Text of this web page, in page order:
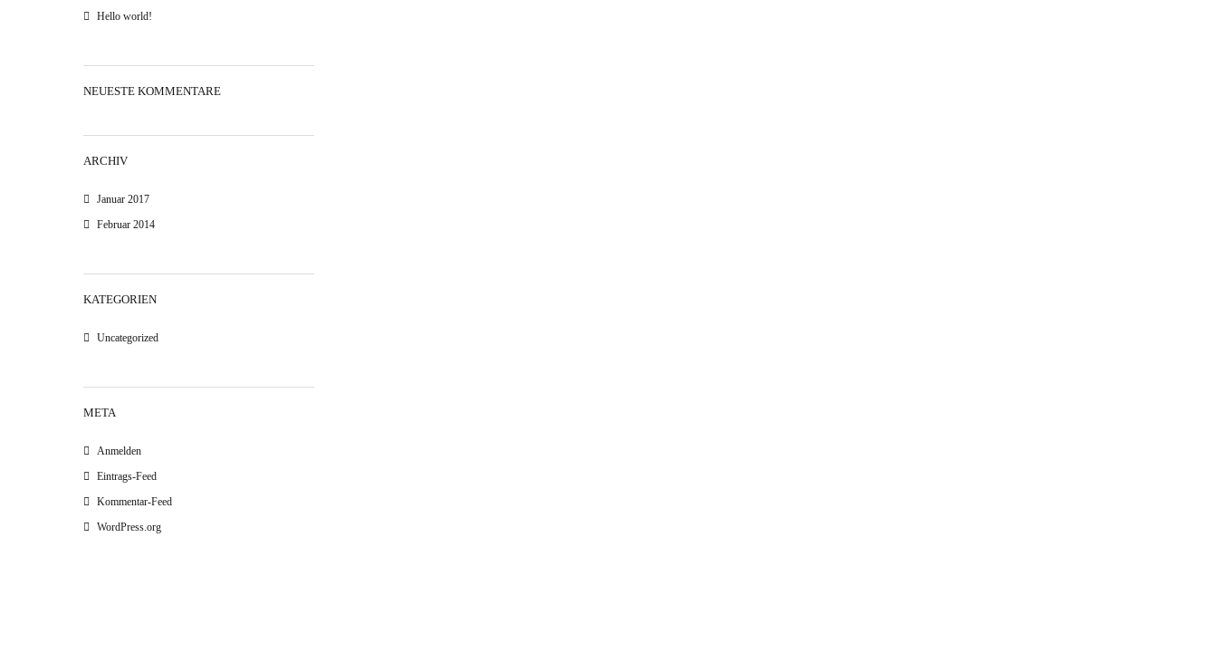
Hello world!
NEUESTE KOMMENTARE
ARCHIV
Januar 2017
Februar 2014
KATEGORIEN
Uncategorized
META
Anmelden
Eintrags-Feed
Kommentar-Feed
WordPress.org